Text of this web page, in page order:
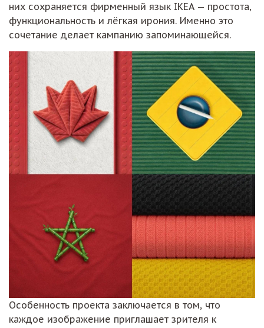
них сохраняется фирменный язык IKEA — простота,
функциональность и лёгкая ирония. Именно это
сочетание делает кампанию запоминающейся.
Особенность проекта заключается в том, что
каждое изображение приглашает зрителя к